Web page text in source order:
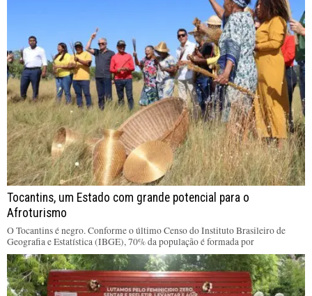
Tocantins, um Estado com grande potencial para o
Afroturismo
O Tocantins é negro. Conforme o último Censo do Instituto Brasileiro de
Geografia e Estatística (IBGE), 70% da população é formada por